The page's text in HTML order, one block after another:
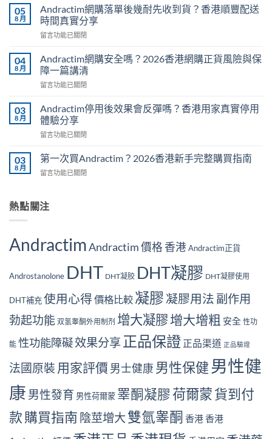
價
錢
比
較
間
平？
2026
年
港
藥
官
網
購
價
格
比〉
中
05
8 月
Andractim網購落單後幾耐先收到貨？香港順豐配送
時間真實分享
在
網
購
落
單
幾
耐
先
收
貨？
香
港
豐
配
間
真
享〉
留言功能已關閉
04
8 月
Andractim網購安全嗎？2026香港網購正貨風險與保
障一篇講清
在
網
購
安
全
2026
港
正
一
講
中
留言功能已關閉
03
8 月
Andractim停用後效果會反彈嗎？香港用家真實停用
體驗分享
在
停
用
後
會
香
家
實
用
驗
分
享〉
中
留言功能已關閉
03
8 月
第一次買Andractim？2026香港新手完整購買指南
在
次
買
香
手
整
購
買
指
南〉
中
留言功能已關閉
熱點關注
AndractimAndractim 價格 香港 Andractim正貨
Androstanolone DHT DHT凝胶 DHT凝膠 DHT凝膠使用
DHT補充使用心得 價格比較 凝膠 凝膠用法 副作用
勃起功能 双氢睾酮外用制剂 增大凝膠增大增粗 安全 性功
能 性功能障礙效果分享 正品保證 正品渠道 正品驗證
法國原裝 用家評價 男士健康 男性保健 男性健
康 男性發育 男性荷爾蒙 睪酮凝膠荷爾蒙貨到付
款購買指南 陰莖增大 雙氫睾酮 香港香港